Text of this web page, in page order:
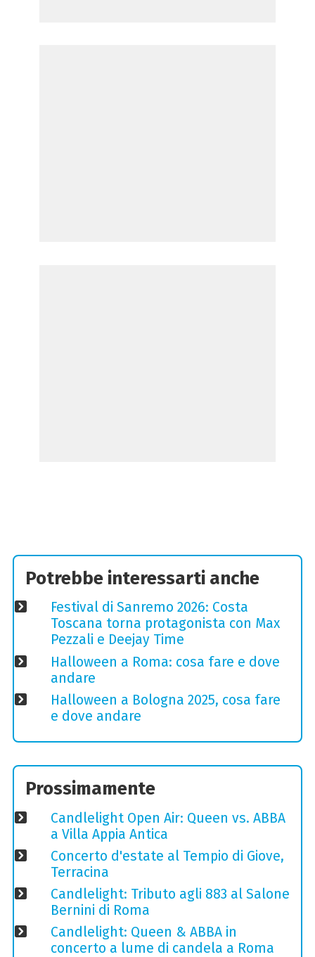
Potrebbe interessarti anche
Festival di Sanremo 2026: Costa
Toscana torna protagonista con Max
Pezzali e Deejay Time
Halloween a Roma: cosa fare e dove
andare
Halloween a Bologna 2025, cosa fare
e dove andare
Prossimamente
Candlelight Open Air: Queen vs. ABBA
a Villa Appia Antica
Concerto d'estate al Tempio di Giove,
Terracina
Candlelight: Tributo agli 883 al Salone
Bernini di Roma
Candlelight: Queen & ABBA in
concerto a lume di candela a Roma